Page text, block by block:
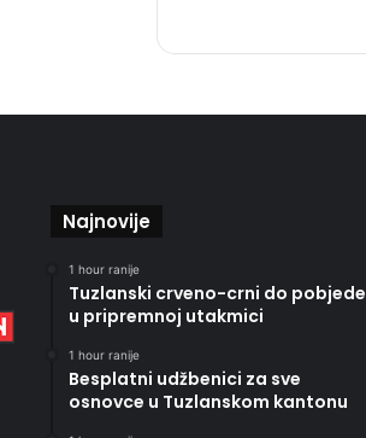
Najnovije
1 hour ranije
Tuzlanski crveno-crni do pobjede
u pripremnoj utakmici
1 hour ranije
Besplatni udžbenici za sve
osnovce u Tuzlanskom kantonu